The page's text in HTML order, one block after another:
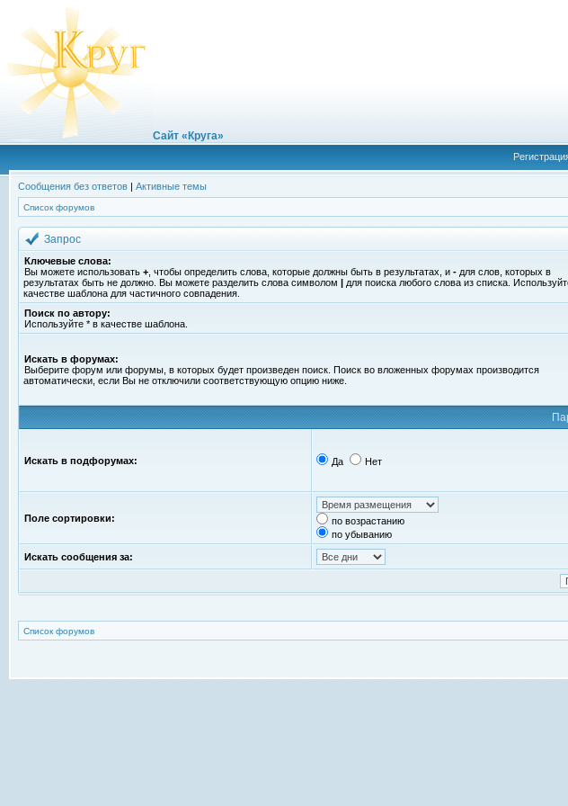
Сайт «Круга»
Сообщения без ответов | Активные темы
Список форумов
Запрос
Ключевые слова:
Вы можете использовать + , чтобы определить слова, которые должны быть в результатах, и - для слов, которых в
результатах быть не должно. Вы можете разделить слова символом | для поиска любого слова из списка.
качестве шаблона для частичного совпадения.
Поиск по автору:
Используйте * в качестве шаблона.
Искать в форумах:
Выберите форум или форумы, в которых будет произведен поиск. Поиск во вложенных форумах производится
автоматически, если Вы не отключили соответствующую опцию ниже.
Искать в подфорумах: Да Нет
Поле сортировки:
по возрастанию
по убыванию
Искать сообщения за:
Список форумов